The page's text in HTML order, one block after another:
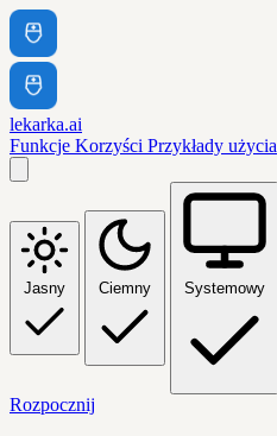
lekarka.ai
Funkcje Korzyści Przykłady użycia
Jasny Ciemny Systemowy
Rozpocznij